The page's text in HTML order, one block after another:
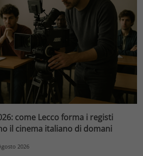
come Lecco forma i registi
il cinema italiano di domani
2026